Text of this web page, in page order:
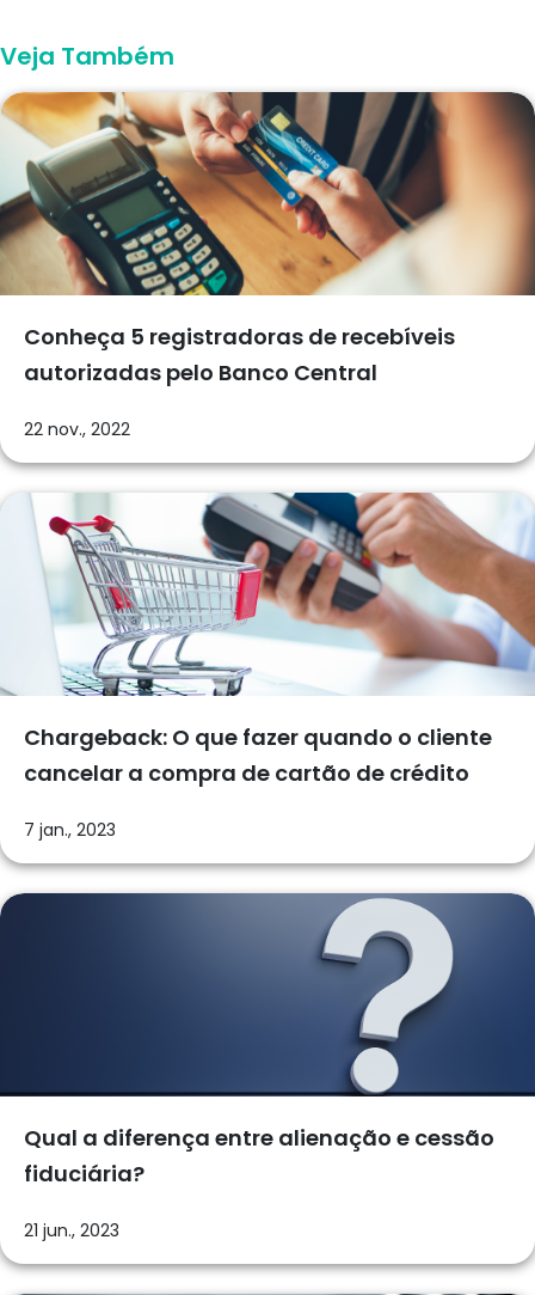
Veja Também
Conheça 5 registradoras de recebíveis
autorizadas pelo Banco Central
22 nov., 2022
Chargeback: O que fazer quando o cliente
cancelar a compra de cartão de crédito
7 jan., 2023
Qual a diferença entre alienação e cessão
fiduciária?
21 jun., 2023